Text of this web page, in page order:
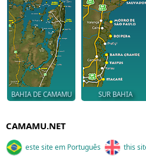
BAHIA DE CAMAMU SUR BAHIA
CAMAMU.NET
este site em Português this